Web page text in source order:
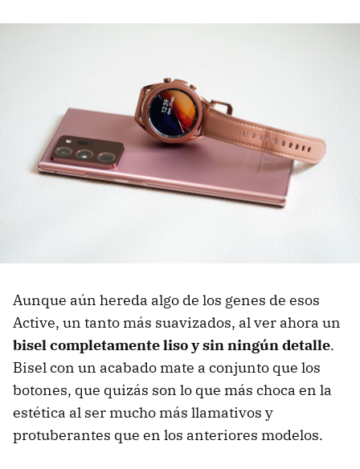
Aunque aún hereda algo de los genes de esos
Active, un tanto más suavizados, al ver ahora un
bisel completamente liso y sin ningún detalle.
Bisel con un acabado mate a conjunto que los
botones, que quizás son lo que más choca en la
estética al ser mucho más llamativos y
protuberantes que en los anteriores modelos.